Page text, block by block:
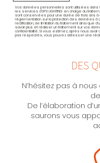
Vos données personnelles sont utilisées dans
les services d'SPX LIGHTING en charge du
sont conservées pour une durée de trois ans à
réglementation sur la protection des données à
rectification, de limitation du traitement ainsi que
savoir plus et réaliser un traitement sur vos
confidentialité. Si vous estimez, après nous
pas respectés, vous pouvez adresser une
DES
N’hésitez pas à
De l’élaboration
saurons vous